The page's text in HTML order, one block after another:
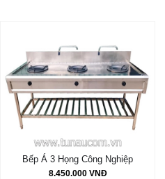
Bếp Á 3 Họng Công Nghiệp
8.450.000 VNĐ